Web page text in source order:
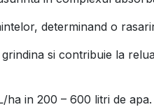
determinand o
si contribuie la
ha in 200 – 600 litri de apa.